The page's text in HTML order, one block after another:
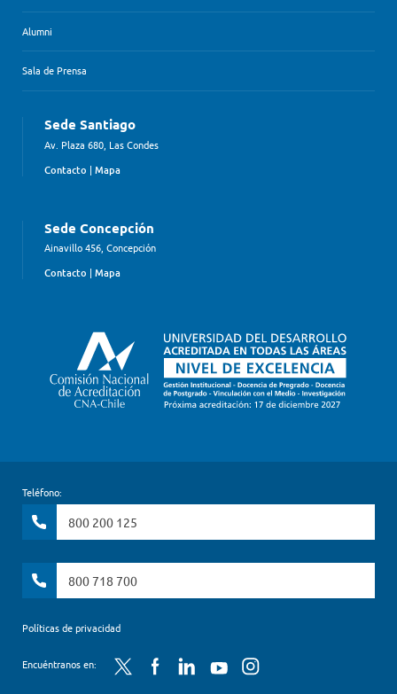
Alumni
Sala de Prensa
Sede Santiago
Av. Plaza 680, Las Condes
Contacto | Mapa
Sede Concepción
Ainavillo 456, Concepción
Contacto | Mapa
Teléfono:
800 200 125
800 718 700
Políticas de privacidad
Encuéntranos en: Twitter FacebookLinkedInYouTubeInstagram